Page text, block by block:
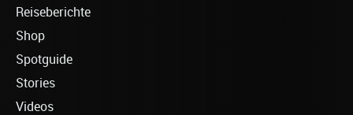
Reiseberichte
Shop
Spotguide
Stories
Videos